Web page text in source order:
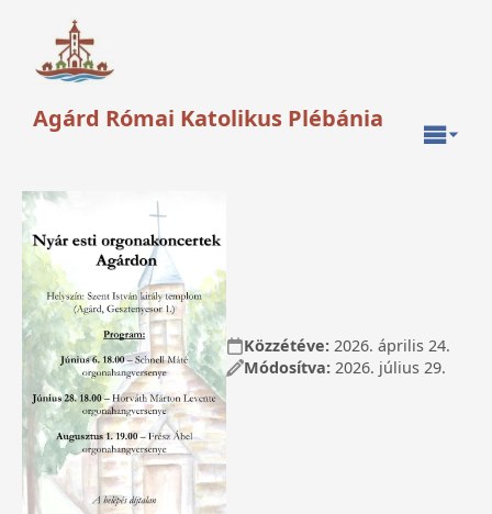
Agárd Római Katolikus Plébánia
Közzétéve: 2026. április 24.
Módosítva: 2026. július 29.